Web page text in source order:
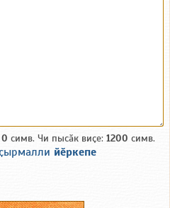
0 симв. Чи пысӑк виҫе: 1200 симв.
йӗркепе